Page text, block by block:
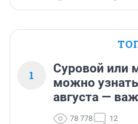
1
Суровой или
можно
августа —
78 778 12